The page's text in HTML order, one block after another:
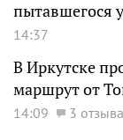
пытавшегося
14:37
В Иркутске
маршрут от
14:09 3 отзыва